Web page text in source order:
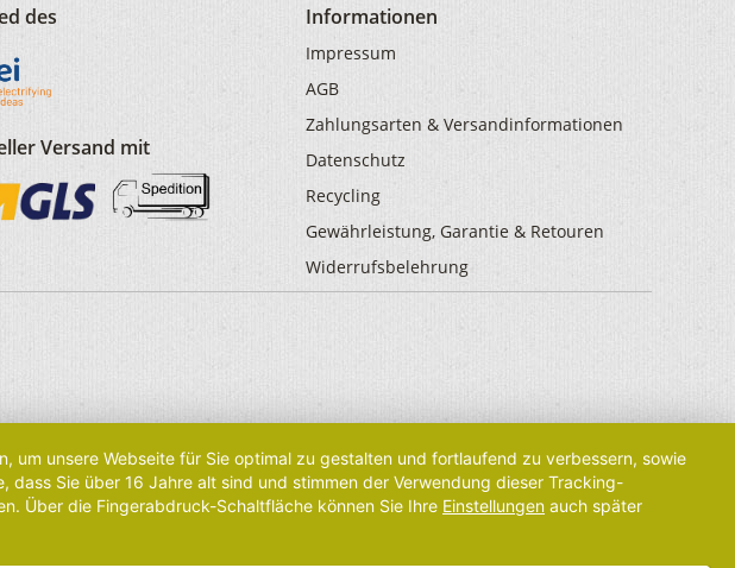
des
Versand mit
Informationen
Impressum
AGB
Zahlungsarten & Versandinformationen
Datenschutz
Recycling
Gewährleistung, Garantie & Retouren
Widerrufsbelehrung
unsere Webseite für Sie optimal zu gestalten und fortlaufend zu verbessern, sowie
Sie über 16 Jahre alt sind und stimmen der Verwendung dieser Tracking-
Über die Fingerabdruck-Schaltfläche können Sie Ihre Einstellungen auch später